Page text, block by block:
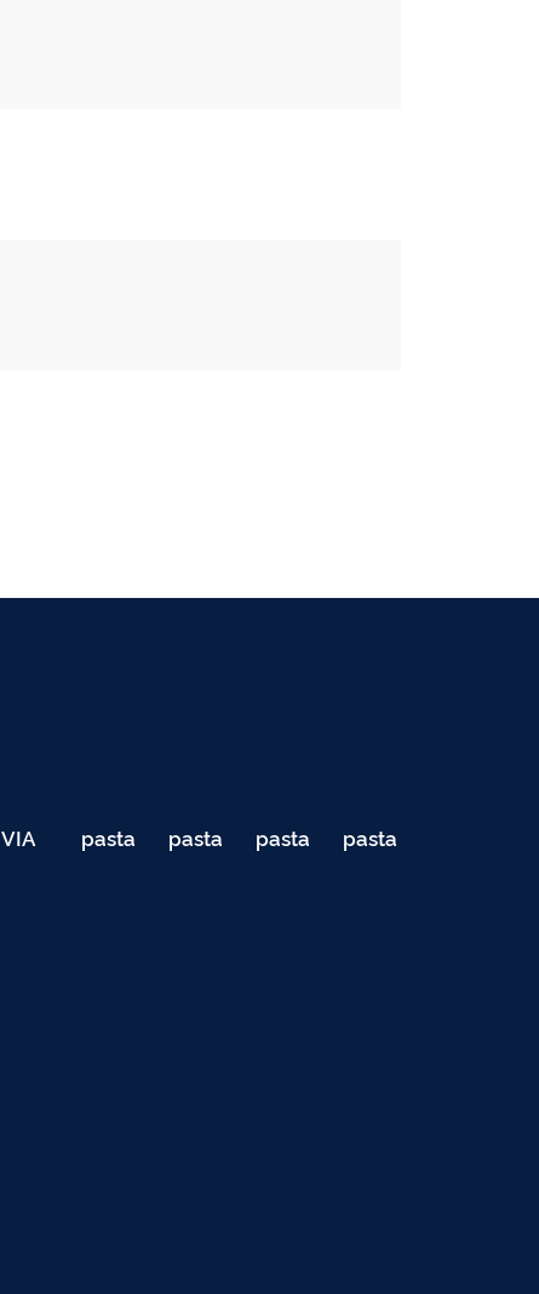
VIA pasta
de
pasta
de
pasta
de
pasta
de